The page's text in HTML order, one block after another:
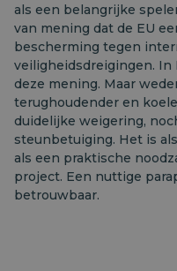
als een belangrijke
van mening dat de EU
bescherming tegen
veiligheidsdreigingen. In
deze mening. Maar
terughoudender en
duidelijke weigering,
steunbetuiging. Het is
als een praktische
project. Een nuttige
betrouwbaar.